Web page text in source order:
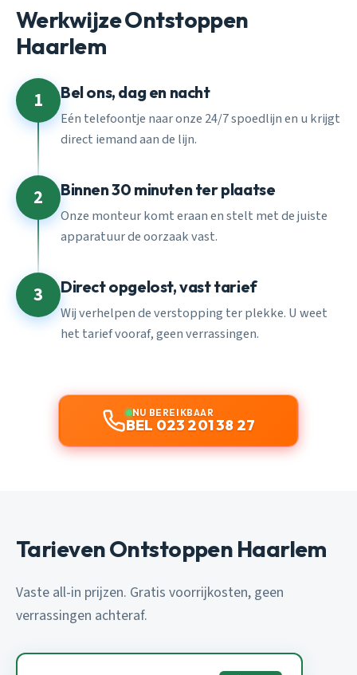
Werkwijze Ontstoppen
Haarlem
1 Bel ons, dag en nacht
Eén telefoontje naar onze 24/7 spoedlijn en u krijgt
direct iemand aan de lijn.
2 Binnen 30 minuten ter plaatse
Onze monteur komt eraan en stelt met de juiste
apparatuur de oorzaak vast.
3 Direct opgelost, vast tarief
Wij verhelpen de verstopping ter plekke. U weet
het tarief vooraf, geen verrassingen.
NU BEREIKBAAR
BEL 023 201 38 27
Tarieven Ontstoppen Haarlem
Vaste all-in prijzen. Gratis voorrijkosten, geen
verrassingen achteraf.